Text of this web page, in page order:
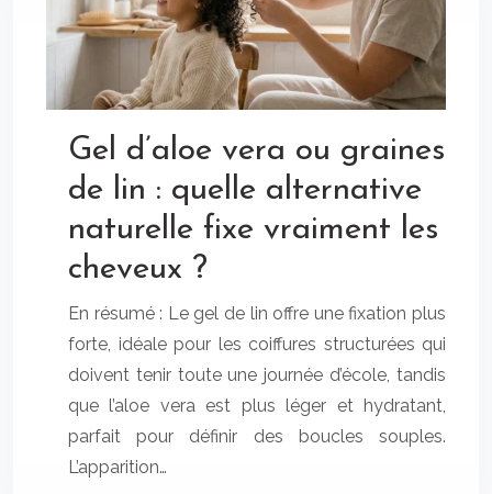
Gel d’aloe vera ou graines
de lin : quelle alternative
naturelle fixe vraiment les
cheveux ?
En résumé : Le gel de lin offre une fixation plus
forte, idéale pour les coiffures structurées qui
doivent tenir toute une journée d’école, tandis
que l’aloe vera est plus léger et hydratant,
parfait pour définir des boucles souples.
L’apparition…